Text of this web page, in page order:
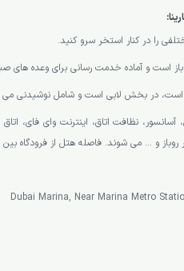
را در کنار استخر سرو کنید.
باز است و آماده خدمت رسانی برای وعده های
است، در بخش لابی است و شامل نوشیدنی
نظافت اتاق، اینترنت وای فای،
و … می شوند. فاصله هتل از فرودگاه بین المللی دبی